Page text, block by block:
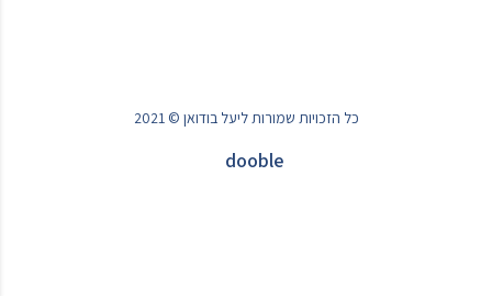
כל הזכויות שמורות ליעל בודואן © 2021
dooble